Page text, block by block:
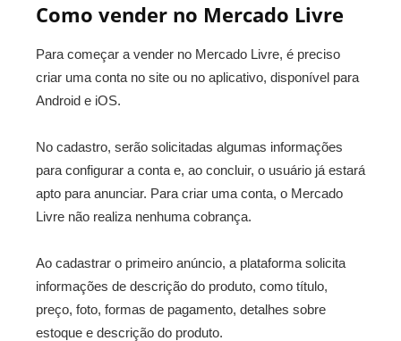
Como vender no Mercado Livre
Para começar a vender no Mercado Livre, é preciso
criar uma conta no site ou no aplicativo, disponível para
Android e iOS.
No cadastro, serão solicitadas algumas informações
para configurar a conta e, ao concluir, o usuário já estará
apto para anunciar. Para criar uma conta, o Mercado
Livre não realiza nenhuma cobrança.
Ao cadastrar o primeiro anúncio, a plataforma solicita
informações de descrição do produto, como título,
preço, foto, formas de pagamento, detalhes sobre
estoque e descrição do produto.